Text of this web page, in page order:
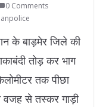
0 Comments
के बाड़मेर जिले की
तोड़ कर भाग
तक पीछा
वजह से तस्कर गाड़ी